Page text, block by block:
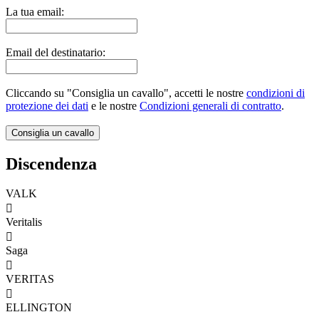
La tua email:
Email del destinatario:
Cliccando su "Consiglia un cavallo", accetti le nostre condizioni di
protezione dei dati e le nostre Condizioni generali di contratto.
Discendenza
VALK

Veritalis

Saga

VERITAS

ELLINGTON